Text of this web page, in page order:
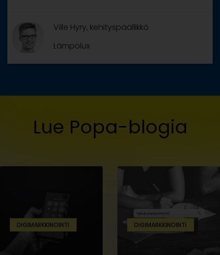
Ville Hyry, kehityspäällikkö
Lämpölux
Lue Popa-blogia
DIGIMARKKINOINTI DIGIMARKKINOINTI